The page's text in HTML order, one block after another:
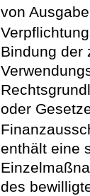
von
Bindung der
oder
enthält eine
des